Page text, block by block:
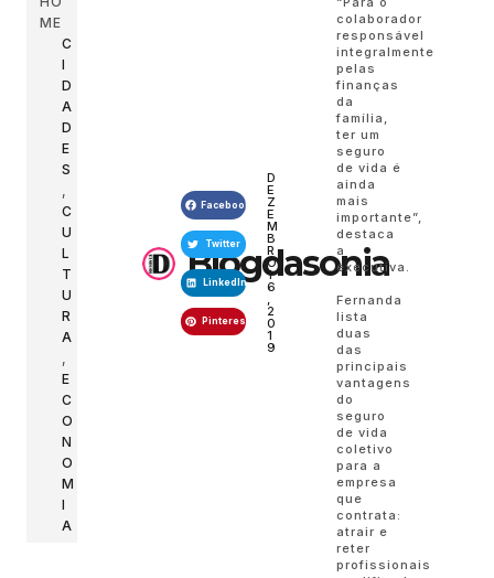
ME
C
I
D
A
D
E
S
C
U
L
T
U
R
A
E
C
O
N
O
M
I
A
Blogdasonia
Facebook
Twitter
LinkedIn
Pinterest
D
E
Z
E
M
B
R
O
1
6
,
2
0
1
9
colaborador
responsável
integralmente
pelas
finanças
da
família,
ter um
seguro
de vida é
ainda
mais
importante”,
destaca
a
executiva.
Fernanda
lista
duas
das
principais
vantagens
do
seguro
de vida
coletivo
para a
empresa
que
contrata:
atrair e
reter
profissionais